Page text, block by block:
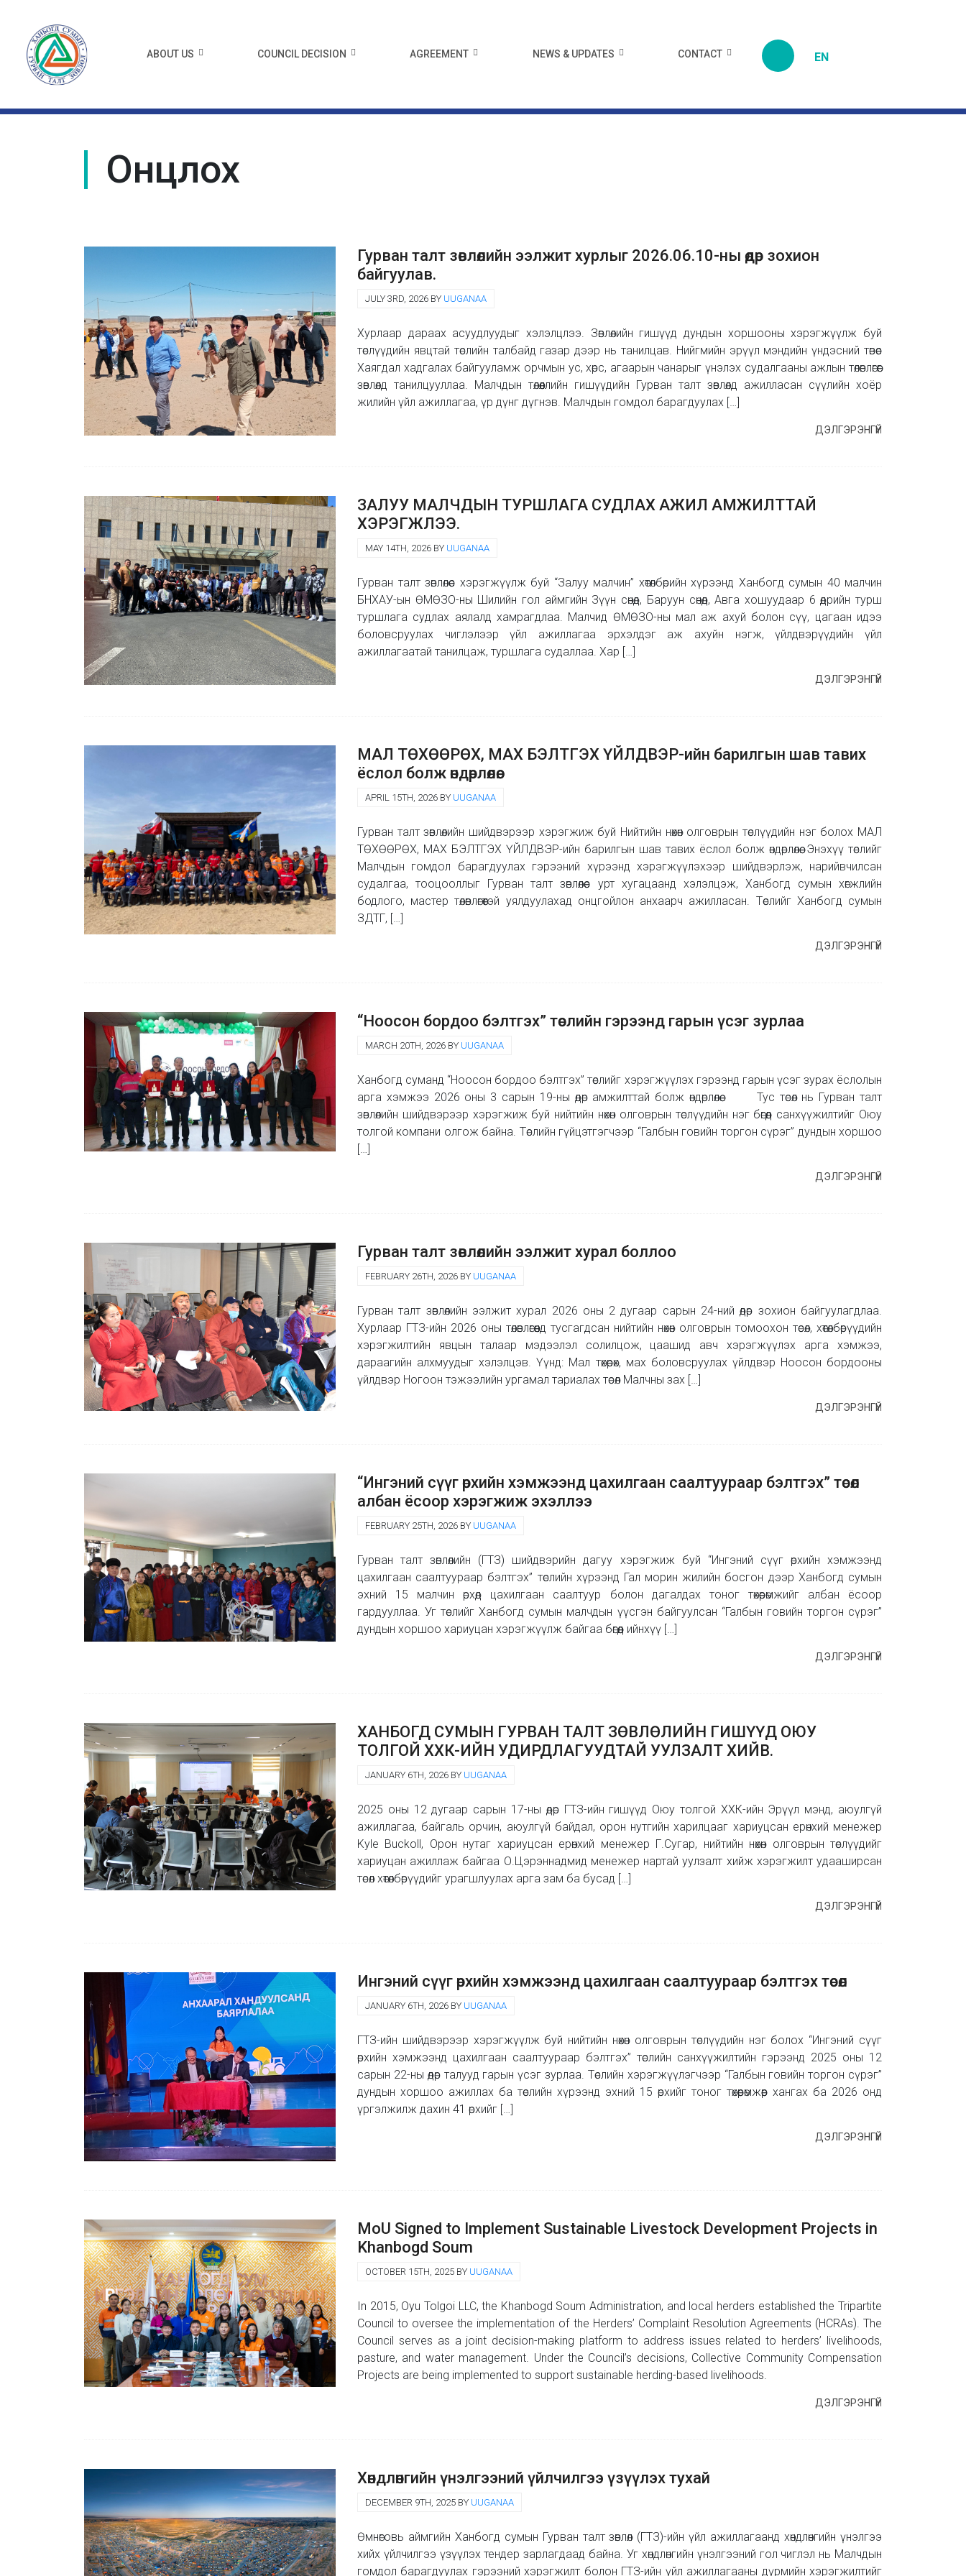
ABOUT US COUNCIL DECISION AGREEMENT NEWS & UPDATES CONTACT EN
Онцлох
Гурван талт зөвлөлийн ээлжит хурлыг 2026.06.10-ны өдөр зохион
байгуулав.
JULY 3RD, 2026 BY UUGANAA
Хурлаар дараах асуудлуудыг хэлэлцлээ. Зөвлөлийн гишүүд дундын хоршооны хэрэгжүүлж буй
төслүүдийн явцтай төслийн талбайд газар дээр нь танилцав. Нийгмийн эрүүл мэндийн үндэсний төвөөс
Хаягдал хадгалах байгууламж орчмын ус, хөрс, агаарын чанарыг үнэлэх судалгааны ажлын төлөвлөгөөг
зөвлөлд танилцууллаа. Малчдын төлөөллийн гишүүдийн Гурван талт зөвлөлд ажилласан сүүлийн хоёр
жилийн үйл ажиллагаа, үр дүнг дүгнэв. Малчдын гомдол барагдуулах […]
ДЭЛГЭРЭНГҮЙ
ЗАЛУУ МАЛЧДЫН ТУРШЛАГА СУДЛАХ АЖИЛ АМЖИЛТТАЙ
ХЭРЭГЖЛЭЭ.
MAY 14TH, 2026 BY UUGANAA
Гурван талт зөвлөлөөс хэрэгжүүлж буй “Залуу малчин” хөтөлбөрийн хүрээнд Ханбогд сумын 40 малчин
БНХАУ-ын ӨМӨЗО-ны Шилийн гол аймгийн Зүүн сөнөд, Баруун сөнөд, Авга хошуудаар 6 өдрийн турш
туршлага судлах аялалд хамрагдлаа. Малчид ӨМӨЗО-ны мал аж ахуй болон сүү, цагаан идээ
боловсруулах чиглэлээр үйл ажиллагаа эрхэлдэг аж ахуйн нэгж, үйлдвэрүүдийн үйл
ажиллагаатай танилцаж, туршлага судаллаа. Хар […]
ДЭЛГЭРЭНГҮЙ
МАЛ ТӨХӨӨРӨХ, МАХ БЭЛТГЭХ ҮЙЛДВЭР-ийн барилгын шав тавих
ёслол болж өндөрлөлөө.
APRIL 15TH, 2026 BY UUGANAA
Гурван талт зөвлөлийн шийдвэрээр хэрэгжиж буй Нийтийн нөхөн олговрын төслүүдийн нэг болох МАЛ
ТӨХӨӨРӨХ, МАХ БЭЛТГЭХ ҮЙЛДВЭР-ийн барилгын шав тавих ёслол болж өндөрлөлөө. Энэхүү төслийг
Малчдын гомдол барагдуулах гэрээний хүрээнд хэрэгжүүлэхээр шийдвэрлэж, нарийвчилсан
судалгаа, тооцооллыг Гурван талт зөвлөлөөс урт хугацаанд хэлэлцэж, Ханбогд сумын хөгжлийн
бодлого, мастер төлөвлөгөөтэй уялдуулахад онцгойлон анхаарч ажилласан. Төслийг Ханбогд сумын
ЗДТГ, […]
ДЭЛГЭРЭНГҮЙ
“Ноосон бордоо бэлтгэх” төслийн гэрээнд гарын үсэг зурлаа
MARCH 20TH, 2026 BY UUGANAA
Ханбогд суманд “Ноосон бордоо бэлтгэх” төслийг хэрэгжүүлэх гэрээнд гарын үсэг зурах ёслолын
арга хэмжээ 2026 оны 3 сарын 19-ны өдөр амжилттай болж өндөрлөлөө. Тус төсөл нь Гурван талт
зөвлөлийн шийдвэрээр хэрэгжиж буй нийтийн нөхөн олговрын төслүүдийн нэг бөгөөд санхүүжилтийг Оюу
толгой компани олгож байна. Төслийн гүйцэтгэгчээр “Галбын говийн торгон сүрэг” дундын хоршоо
[…]
ДЭЛГЭРЭНГҮЙ
Гурван талт зөвлөлийн ээлжит хурал боллоо
FEBRUARY 26TH, 2026 BY UUGANAA
Гурван талт зөвлөлийн ээлжит хурал 2026 оны 2 дугаар сарын 24-ний өдөр зохион байгуулагдлаа.
Хурлаар ГТЗ-ийн 2026 оны төлөвлөгөөнд тусгагдсан нийтийн нөхөн олговрын томоохон төсөл, хөтөлбөрүүдийн
хэрэгжилтийн явцын талаар мэдээлэл солилцож, цаашид авч хэрэгжүүлэх арга хэмжээ,
дараагийн алхмуудыг хэлэлцэв. Үүнд: Мал төхөөрөх, мах боловсруулах үйлдвэр Ноосон бордооны
үйлдвэр Ногоон тэжээлийн ургамал тариалах төсөл Малчны зах […]
ДЭЛГЭРЭНГҮЙ
“Ингэний сүүг өрхийн хэмжээнд цахилгаан саалтуураар бэлтгэх” төсөл
албан ёсоор хэрэгжиж эхэллээ
FEBRUARY 25TH, 2026 BY UUGANAA
Гурван талт зөвлөлийн (ГТЗ) шийдвэрийн дагуу хэрэгжиж буй “Ингэний сүүг өрхийн хэмжээнд
цахилгаан саалтуураар бэлтгэх” төслийн хүрээнд Гал морин жилийн босгон дээр Ханбогд сумын
эхний 15 малчин өрхөд цахилгаан саалтуур болон дагалдах тоног төхөөрөмжийг албан ёсоор
гардууллаа. Уг төслийг Ханбогд сумын малчдын үүсгэн байгуулсан “Галбын говийн торгон сүрэг”
дундын хоршоо хариуцан хэрэгжүүлж байгаа бөгөөд ийнхүү […]
ДЭЛГЭРЭНГҮЙ
ХАНБОГД СУМЫН ГУРВАН ТАЛТ ЗӨВЛӨЛИЙН ГИШҮҮД ОЮУ
ТОЛГОЙ ХХК-ИЙН УДИРДЛАГУУДТАЙ УУЛЗАЛТ ХИЙВ.
JANUARY 6TH, 2026 BY UUGANAA
2025 оны 12 дугаар сарын 17-ны өдөр ГТЗ-ийн гишүүд Оюу толгой ХХК-ийн Эрүүл мэнд, аюулгүй
ажиллагаа, байгаль орчин, аюулгүй байдал, орон нутгийн харилцааг хариуцсан ерөнхий менежер
Kyle Buckoll, Орон нутаг хариуцсан ерөнхий менежер Г.Сугар, нийтийн нөхөн олговрын төслүүдийг
хариуцан ажиллаж байгаа О.Цэрэннадмид менежер нартай уулзалт хийж хэрэгжилт удааширсан
төсөл хөтөлбөрүүдийг урагшлуулах арга зам ба бусад […]
ДЭЛГЭРЭНГҮЙ
Ингэний сүүг өрхийн хэмжээнд цахилгаан саалтуураар бэлтгэх төсөл
JANUARY 6TH, 2026 BY UUGANAA
ГТЗ-ийн шийдвэрээр хэрэгжүүлж буй нийтийн нөхөн олговрын төслүүдийн нэг болох “Ингэний сүүг
өрхийн хэмжээнд цахилгаан саалтуураар бэлтгэх” төслийн санхүүжилтийн гэрээнд 2025 оны 12
сарын 22-ны өдөр талууд гарын үсэг зурлаа. Төслийн хэрэгжүүлэгчээр “Галбын говийн торгон сүрэг”
дундын хоршоо ажиллах ба төслийн хүрээнд эхний 15 өрхийг тоног төхөөрөмжөөр хангах ба 2026 онд
үргэлжилж дахин 41 өрхийг […]
ДЭЛГЭРЭНГҮЙ
MoU Signed to Implement Sustainable Livestock Development Projects in
Khanbogd Soum
OCTOBER 15TH, 2025 BY UUGANAA
In 2015, Oyu Tolgoi LLC, the Khanbogd Soum Administration, and local herders established the Tripartite
Council to oversee the implementation of the Herders’ Complaint Resolution Agreements (HCRAs). The
Council serves as a joint decision-making platform to address issues related to herders’ livelihoods,
pasture, and water management. Under the Council’s decisions, Collective Community Compensation
Projects are being implemented to support sustainable herding-based livelihoods.
ДЭЛГЭРЭНГҮЙ
Хөндлөнгийн үнэлгээний үйлчилгээ үзүүлэх тухай
DECEMBER 9TH, 2025 BY UUGANAA
Өмнөговь аймгийн Ханбогд сумын Гурван талт зөвлөл (ГТЗ)-ийн үйл ажиллагаанд хөндлөнгийн үнэлгээ
хийх үйлчилгээ үзүүлэх тендер зарлагдаад байна. Уг хөндлөнгийн үнэлгээний гол чиглэл нь Малчдын
гомдол барагдуулах гэрээний хэрэгжилт болон ГТЗ-ийн үйл ажиллагааны дүрмийн хэрэгжилтийг